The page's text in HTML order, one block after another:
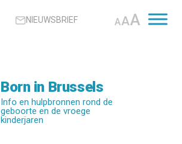
NIEUWSBRIEF AAA
Born in Brussels
Info en hulpbronnen rond de
geboorte en de vroege
kinderjaren